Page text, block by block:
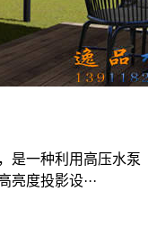
是一种利用高压水泵
度投影设···